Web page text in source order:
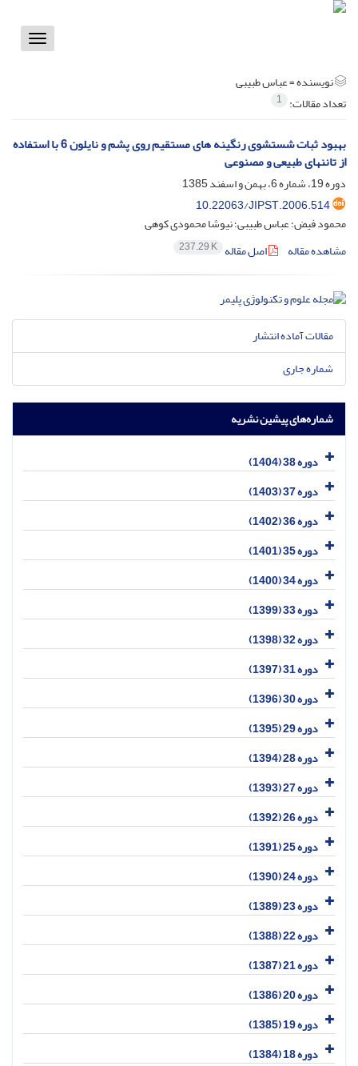
Toggle
نویسنده =عباس طبیبی
تعداد مقالات: 1
بهبود ثبات شستشوی رنگینه های مستقیم روی پشم و نایلون 6 با استفاده
از تاننهای طبیعی و مصنوعی
دوره 19، شماره 6، بهمن و اسفند 1385
10.22063/JIPST.2006.514
محمود فیض؛ عباس طبیبی؛ نیوشا محمودی کوهی
مشاهده مقاله
اصل مقاله 237.29 K
مقالات آماده انتشار
شماره جاری
شماره‌های پیشین نشریه
دوره 38 (1404)
دوره 37 (1403)
دوره 36 (1402)
دوره 35 (1401)
دوره 34 (1400)
دوره 33 (1399)
دوره 32 (1398)
دوره 31 (1397)
دوره 30 (1396)
دوره 29 (1395)
دوره 28 (1394)
دوره 27 (1393)
دوره 26 (1392)
دوره 25 (1391)
دوره 24 (1390)
دوره 23 (1389)
دوره 22 (1388)
دوره 21 (1387)
دوره 20 (1386)
دوره 19 (1385)
دوره 18 (1384)